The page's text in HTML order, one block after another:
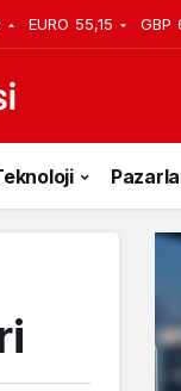
EURO 55,15 GBP